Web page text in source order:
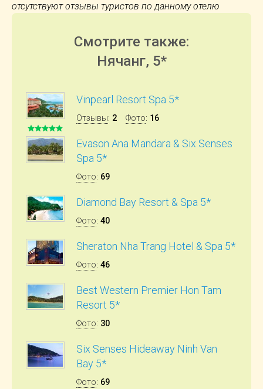
отсутствуют отзывы туристов по данному отелю
Смотрите также:
Нячанг, 5*
Vinpearl Resort Spa 5*
Отзывы: 2 Фото: 16
Evason Ana Mandara & Six Senses
Spa 5*
Фото: 69
Diamond Bay Resort & Spa 5*
Фото: 40
Sheraton Nha Trang Hotel & Spa 5*
Фото: 46
Best Western Premier Hon Tam
Resort 5*
Фото: 30
Six Senses Hideaway Ninh Van
Bay 5*
Фото: 69